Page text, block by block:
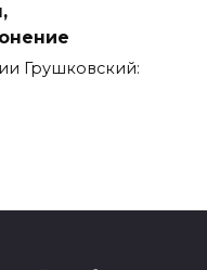
Грушковский: